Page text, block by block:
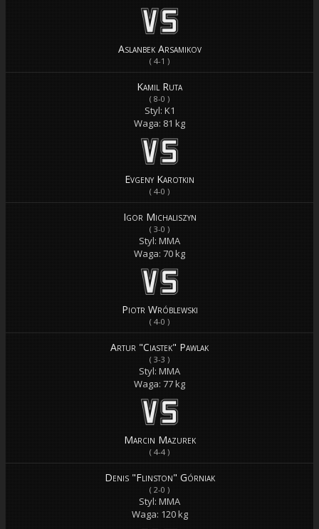
Aslanbek Arsamikov
( 4-1 )
Kamil Ruta
( 8-0 )
Styl: K1
Waga: 81 kg
Evgeny Karotkin
( 4-0 )
Igor Michaliszyn
( 3-0 )
Styl: MMA
Waga: 70 kg
Piotr Wróblewski
( 4-0 )
Artur "Ciastek" Pawlak
( 3-3 )
Styl: MMA
Waga: 77 kg
Marcin Mazurek
( 4-4 )
Denis "Flinston" Górniak
( 2-0 )
Styl: MMA
Waga: 120 kg